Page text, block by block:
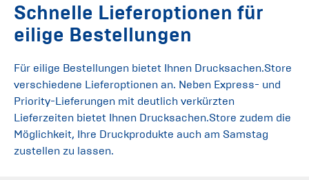
Schnelle Lieferoptionen für
eilige Bestellungen
Für eilige Bestellungen bietet Ihnen Drucksachen.Store
verschiedene Lieferoptionen an. Neben Express- und
Priority-Lieferungen mit deutlich verkürzten
Lieferzeiten bietet Ihnen Drucksachen.Store zudem die
Möglichkeit, Ihre Druckprodukte auch am Samstag
zustellen zu lassen.